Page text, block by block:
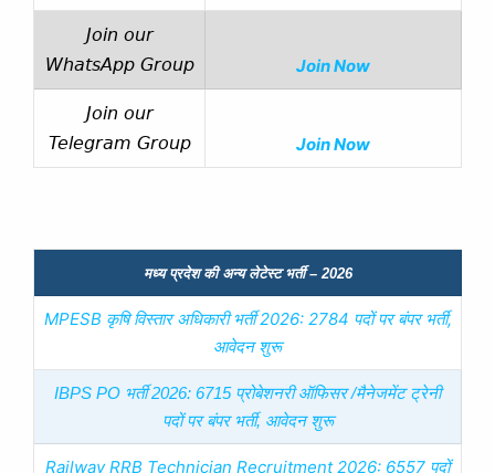
Join our
WhatsApp Group
Join Now
Join our
Telegram Group
Join Now
मध्य प्रदेश की अन्य लेटेस्ट भर्ती – 2026
MPESB कृषि विस्तार अधिकारी भर्ती 2026: 2784 पदों पर बंपर भर्ती,
आवेदन शुरू
IBPS PO भर्ती 2026: 6715 प्रोबेशनरी ऑफिसर /मैनेजमेंट ट्रेनी
पदों पर बंपर भर्ती, आवेदन शुरू
Railway RRB Technician Recruitment 2026: 6557 पदों